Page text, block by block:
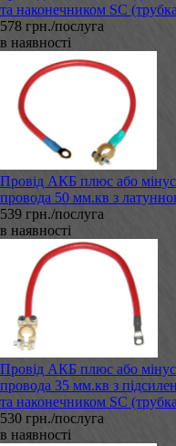
та наконечником SC
578 грн./послуга
в наявності
Провід АКБ плюс або
провода 50 мм.кв з
539 грн./послуга
в наявності
Провід АКБ плюс або
провода 35 мм.кв з
та наконечником SC
530 грн./послуга
в наявності